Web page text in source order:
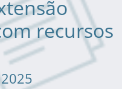
recursos